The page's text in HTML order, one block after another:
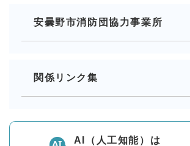
安曇野市消防団協力事業所
関係リンク集
AI（人工知能）は